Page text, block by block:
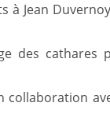
à Jean
des cathares